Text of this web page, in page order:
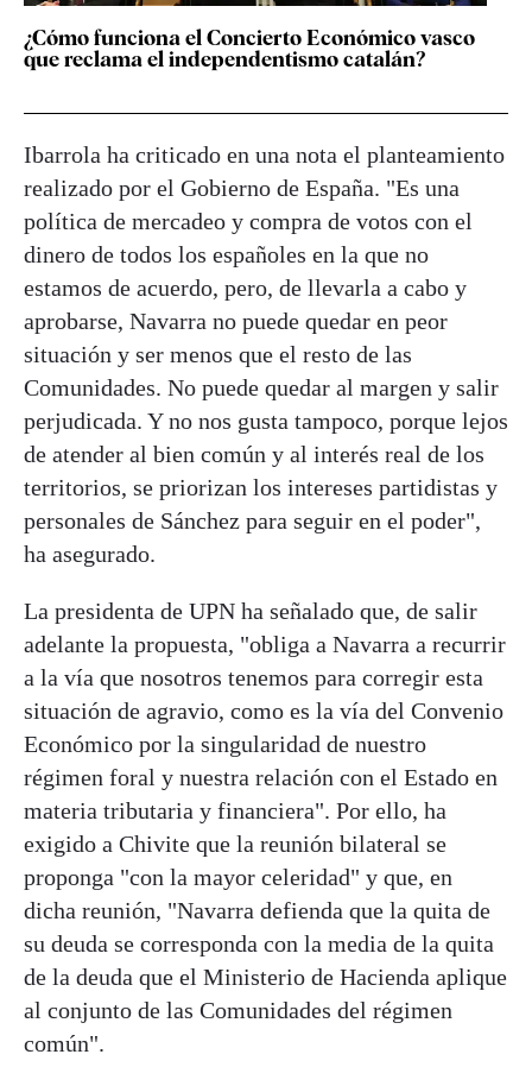
¿Cómo funciona el Concierto Económico vasco
que reclama el independentismo catalán?
Ibarrola ha criticado en una nota el planteamiento
realizado por el Gobierno de España. "Es una
política de mercadeo y compra de votos con el
dinero de todos los españoles en la que no
estamos de acuerdo, pero, de llevarla a cabo y
aprobarse, Navarra no puede quedar en peor
situación y ser menos que el resto de las
Comunidades. No puede quedar al margen y salir
perjudicada. Y no nos gusta tampoco, porque lejos
de atender al bien común y al interés real de los
territorios, se priorizan los intereses partidistas y
personales de Sánchez para seguir en el poder",
ha asegurado.
La presidenta de UPN ha señalado que, de salir
adelante la propuesta, "obliga a Navarra a recurrir
a la vía que nosotros tenemos para corregir esta
situación de agravio, como es la vía del Convenio
Económico por la singularidad de nuestro
régimen foral y nuestra relación con el Estado en
materia tributaria y financiera". Por ello, ha
exigido a Chivite que la reunión bilateral se
proponga "con la mayor celeridad" y que, en
dicha reunión, "Navarra defienda que la quita de
su deuda se corresponda con la media de la quita
de la deuda que el Ministerio de Hacienda aplique
al conjunto de las Comunidades del régimen
común".